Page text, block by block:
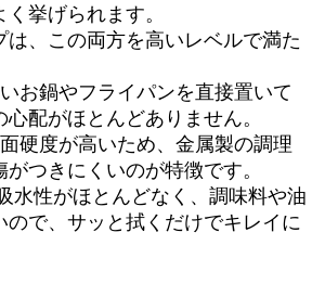
挙げられます。
は、この両方を高いレベルで満た
お鍋やフライパンを直接置いて
配がほとんどありません。
硬度が高いため、金属製の調理
つきにくいのが特徴です。
水性がほとんどなく、調味料や油
ので、サッと拭くだけでキレイに